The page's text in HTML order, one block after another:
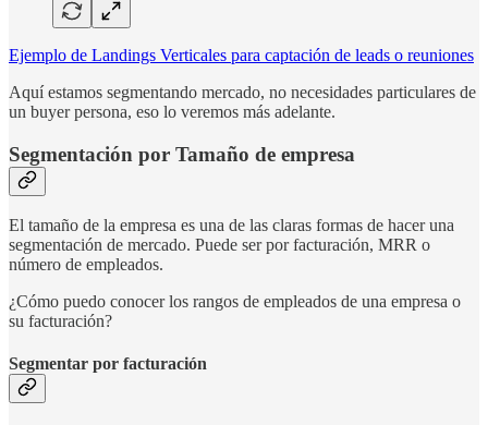
Ejemplo de Landings Verticales para captación de leads o reuniones
Aquí estamos segmentando mercado, no necesidades particulares de
un buyer persona, eso lo veremos más adelante.
Segmentación por Tamaño de empresa
El tamaño de la empresa es una de las claras formas de hacer una
segmentación de mercado. Puede ser por facturación, MRR o
número de empleados.
¿Cómo puedo conocer los rangos de empleados de una empresa o
su facturación?
Segmentar por facturación